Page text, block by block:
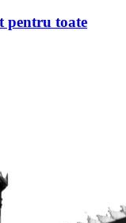
pentru toate